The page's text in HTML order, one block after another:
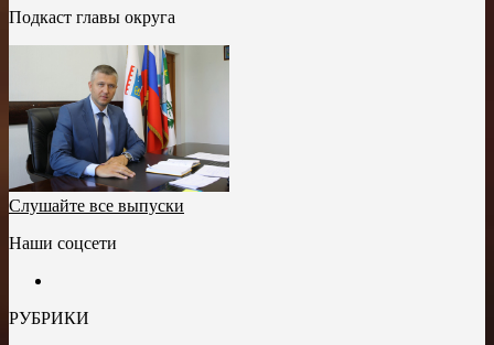
Подкаст главы округа
Слушайте все выпуски
Наши соцсети
РУБРИКИ